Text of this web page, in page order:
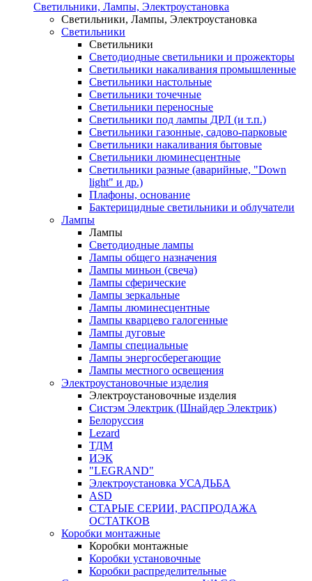
Светильники, Лампы, Электроустановка
Светильники, Лампы, Электроустановка
Светильники
Светильники
Светодиодные светильники и прожекторы
Светильники накаливания промышленные
Светильники настольные
Светильники точечные
Светильники переносные
Светильники под лампы ДРЛ (и т.п.)
Светильники газонные, садово-парковые
Светильники накаливания бытовые
Светильники люминесцентные
Светильники разные (аварийные, "Down
light" и др.)
Плафоны, основание
Бактерицидные светильники и облучатели
Лампы
Лампы
Светодиодные лампы
Лампы общего назначения
Лампы миньон (свеча)
Лампы сферические
Лампы зеркальные
Лампы люминесцентные
Лампы кварцево галогенные
Лампы дуговые
Лампы специальные
Лампы энергосберегающие
Лампы местного освещения
Электроустановочные изделия
Электроустановочные изделия
Систэм Электрик (Шнайдер Электрик)
Белоруссия
Lezard
ТДМ
ИЭК
"LEGRAND"
Электроустановка УСАДЬБА
ASD
СТАРЫЕ СЕРИИ, РАСПРОДАЖА
ОСТАТКОВ
Коробки монтажные
Коробки монтажные
Коробки установочные
Коробки распределительные